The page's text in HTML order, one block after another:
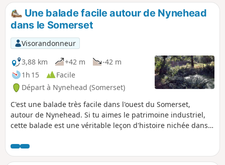
Une balade facile autour de Nynehead
dans le Somerset
Visorandonneur
3,88 km
+42 m
-42 m
1h 15
Facile
Départ à Nynehead (Somerset)
C'est une balade très facile dans l'ouest du Somerset,
autour de Nynehead. Si tu aimes le patrimoine industriel,
cette balade est une véritable leçon d'histoire nichée dans
vues et un itinéraire assez plat, et tu obtiens une petite
randonnée presque parfaite, avec plein de choses